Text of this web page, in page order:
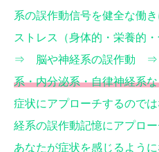
系の誤作動信号を健全な働
ストレス（身体的・栄養的
⇒ 脳や神経系の誤作動
系・内分泌系・自律神経系
症状にアプローチするので
経系の誤作動記憶にアプロー
あなたが症状を感じるよう